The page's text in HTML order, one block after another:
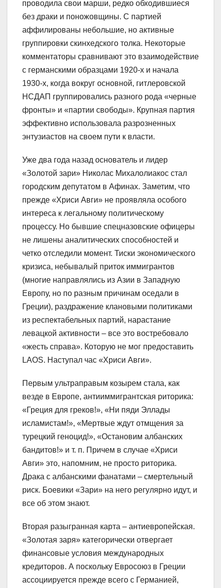
проводила свои марши, редко обходившиеся
без драки и поножовщины. С партией
аффилированы небольшие, но активные
группировки скинхедского толка. Некоторые
комментаторы сравнивают это взаимодействие
с германскими образцами 1920-х и начала
1930-х, когда вокруг основной, гитлеровской
НСДАП группировались разного рода «черные
фронты» и «партии свободы». Крупная партия
эффективно использовала разрозненных
энтузиастов на своем пути к власти.
Уже два года назад основатель и лидер
«Золотой зари» Николас Михалолиакос стал
городским депутатом в Афинах. Заметим, что
прежде «Хриси Авги» не проявляла особого
интереса к легальному политическому
процессу. Но бывшие спецназовские офицеры
не лишены аналитических способностей и
четко отследили момент. Тиски экономического
кризиса, небывалый приток иммигрантов
(многие направлялись из Азии в Западную
Европу, но по разным причинам оседали в
Греции), раздражение клановыми политиками
из респектабельных партий, нарастание
левацкой активности – все это востребовало
«жесть справа». Которую не мог предоставить
LAOS. Наступал час «Хриси Авги».
Первым ультраправым козырем стала, как
везде в Европе, антииммигрантская риторика:
«Греция для греков!», «Ни пяди Эллады
исламистам!», «Мертвые ждут отмщения за
турецкий геноцид!», «Остановим албанских
бандитов!» и т. п. Причем в случае «Хриси
Авги» это, напомним, не просто риторика.
Драка с албанскими фанатами – смертельный
риск. Боевики «Зари» на него регулярно идут, и
все об этом знают.
Вторая разыгранная карта – антиевропейская.
«Золотая заря» категорически отвергает
финансовые условия международных
кредиторов. А поскольку Евросоюз в Греции
ассоциируется прежде всего с Германией,